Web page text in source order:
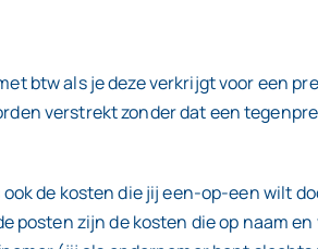
btw als je deze verkrijgt voor een
verstrekt zonder dat een
de kosten die jij een-op-een wilt
posten zijn de kosten die op naam